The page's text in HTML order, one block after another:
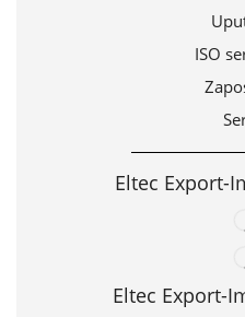
ISO
Eltec Export-
Eltec Export-